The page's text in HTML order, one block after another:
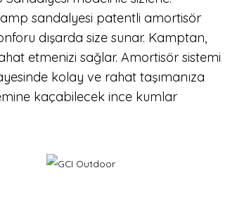
sandalyesi patentli amortisör
dışarda size sunar. Kamptan,
etmenizi sağlar. Amortisör sistemi
kolay ve rahat taşımanıza
kaçabilecek ince kumlar